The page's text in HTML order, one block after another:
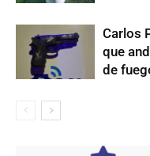
Carlos
que
de